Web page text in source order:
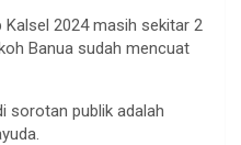
Kalsel 2024 masih sekitar 2
Banua sudah mencuat
sorotan publik adalah